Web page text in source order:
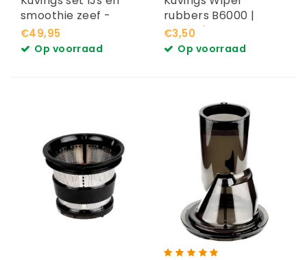
smoothie zeef -
geschikt voor de
Kuvings B8200/
€49,95
Op voorraad
rubbers B6000 |
B8200 | C9500
€3,50
Op voorraad